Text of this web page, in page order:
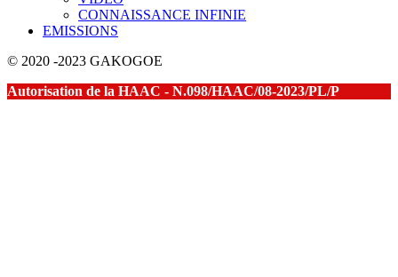
CONNAISSANCE INFINIE
EMISSIONS
© 2020 -2023 GAKOGOE
Autorisation de la HAAC - N.098/HAAC/08-2023/PL/P